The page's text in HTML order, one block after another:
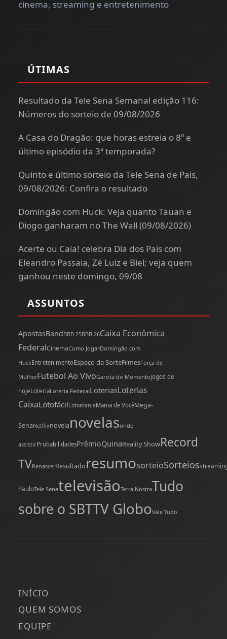
cinema, streaming e entretenimento
ÚTIMAS
Resultado da Tele Sena Semanal edição 116:
Números do sorteio de 09/08/2026
A Casa do Dragão: que horas estreia o 8º e
último episódio da 3ª temporada?
Quinto e último sorteio da Tele Sena de Pais,
09/08/2026: Confira o resultado
Domingão com Huck: Veja quanto Tauan e
Diogo ganharam no The Wall (09/08/2026)
Acerte ou Caia! celebra Dia dos Pais com
Eleandro Passaia, Zé Luiz e Biel; veja quem
ganhou neste domingo, 09/08
ASSUNTOS
ApostasBandBBB 25BBB 26Caixa Econômica
FederalCinemaComo JogarDomingão com
HuckEntretenimentoEspaço da SorteFilmesForça de
MulherFutebol Ao VivoGarota do Momentojogos de
hojeLoteriaLoteria FederalLoteriasLoterias
CaixaLotofácilLotomaniaMania de VocêMega-
SenaNetflixnovelanovelasonde
assistirProbabilidadesPrêmioQuinaReality ShowRecord
TVRenascerResultadoresumosorteioSorteios
PauloTele SenatelevisãoTerra NostraTudo
sobre o SBTTV GloboVale Tudo
INÍCIO
QUEM SOMOS
EQUIPE